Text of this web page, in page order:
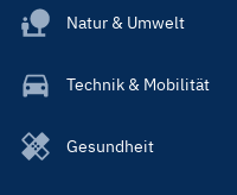
Natur & Umwelt
Technik & Mobilität
Gesundheit